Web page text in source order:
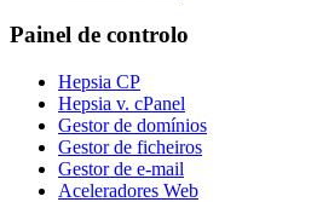
Painel de controlo
Hepsia CP
Hepsia v. cPanel
Gestor de domínios
Gestor de ficheiros
Gestor de e-mail
Aceleradores Web